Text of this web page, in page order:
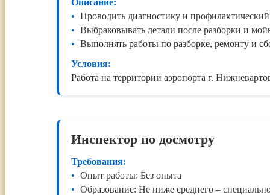
Описание:
Проводить диагностику и
Выбраковывать детали после разборки и
Выполнять работы по разборке, ремонту и
Условия:
Работа на территории аэропорта г.
Инспектор по досмотру
Требования:
Опыт работы: Без опыта
Образование: Не ниже среднего –